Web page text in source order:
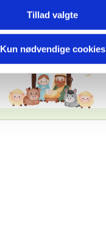
Tillad valgte
Kun nødvendige cookies